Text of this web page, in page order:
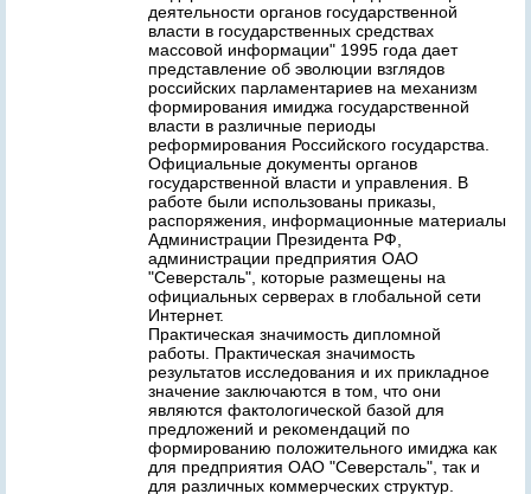
деятельности органов государственной
власти в государственных средствах
массовой информации" 1995 года дает
представление об эволюции взглядов
российских парламентариев на механизм
формирования имиджа государственной
власти в различные периоды
реформирования Российского государства.
Официальные документы органов
государственной власти и управления. В
работе были использованы приказы,
распоряжения, информационные материалы
Администрации Президента РФ,
администрации предприятия ОАО
"Северсталь", которые размещены на
официальных серверах в глобальной сети
Интернет.
Практическая значимость дипломной
работы. Практическая значимость
результатов исследования и их прикладное
значение заключаются в том, что они
являются фактологической базой для
предложений и рекомендаций по
формированию положительного имиджа как
для предприятия ОАО "Северсталь", так и
для различных коммерческих структур.